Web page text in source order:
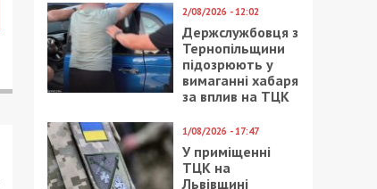
2/08/2026 - 12:02
Держслужбовця з
Тернопільщини
підозрюють у
вимаганні хабаря
за вплив на ТЦК
1/08/2026 - 17:47
У приміщенні
ТЦК на
Львівщині